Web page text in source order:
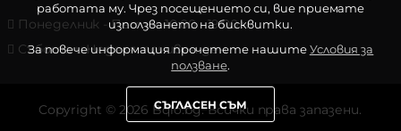
Понеделник - Петък: 10:00 - 19:00 ч.
Събота и Неделя: почивен ден
Copyright © 2026 Bqlo.bg. Всички права запазени.
работата му. Чрез посещението си, вие приемате
използването на бисквитки.
За повече информация прочетете нашитеУсловия за
ползване.
СЪГЛАСЕН СЪМ